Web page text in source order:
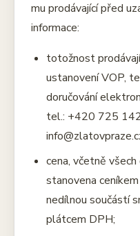
mu prodávající před
informace:
totožnost
ustanovení VOP,
doručování
tel.: +420 725
cena, včetně
stanovena
nedílnou součástí
plátcem DPH;